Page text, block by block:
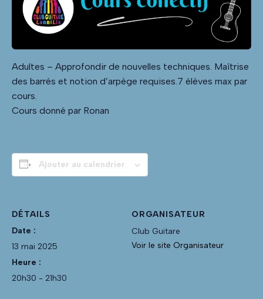
Adultes – Approfondir de nouvelles techniques. Maîtrise
des barrés et notion d’arpège requises.7 élèves max par
cours.
Cours donné par Ronan
Ajouter au calendrier
DÉTAILS
Date :
13 mai 2025
Heure :
20h30 - 21h30
ORGANISATEUR
Club Guitare
Voir le site Organisateur